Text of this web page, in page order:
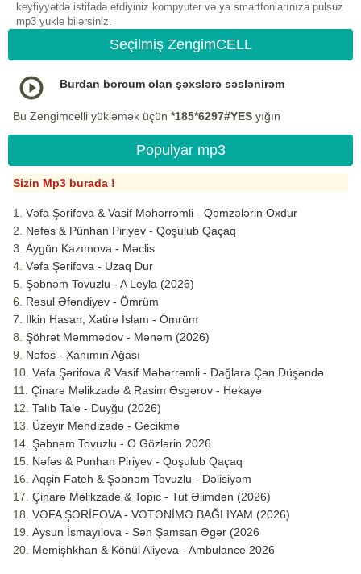
keyfiyyətdə istifadə etdiyiniz kompyuter və ya smartfonlarınıza pulsuz
mp3 yukle bilərsiniz.
Seçilmiş ZengimCELL
Burdan borcum olan şəxslərə səslənirəm
Bu Zengimcelli yükləmək üçün *185*6297#YES yığın
Populyar mp3
Sizin Mp3 burada !
Vəfa Şərifova & Vasif Məhərrəmli - Qəmzələrin Oxdur
Nəfəs & Pünhan Piriyev - Qoşulub Qaçaq
Aygün Kazımova - Məclis
Vəfa Şərifova - Uzaq Dur
Şəbnəm Tovuzlu - A Leyla (2026)
Rəsul Əfəndiyev - Ömrüm
İlkin Hasan, Xatirə İslam - Ömrüm
Şöhrət Məmmədov - Mənəm (2026)
Nəfəs - Xanımın Ağası
Vəfa Şərifova & Vasif Məhərrəmli - Dağlara Çən Düşəndə
Çinarə Məlikzadə & Rasim Əsgərov - Hekayə
Talıb Tale - Duyğu (2026)
Üzeyir Mehdizadə - Gecikmə
Şəbnəm Tovuzlu - O Gözlərin 2026
Nəfəs & Punhan Piriyev - Qoşulub Qaçaq
Aqşin Fateh & Şəbnəm Tovuzlu - Dəlisiyəm
Çinarə Məlikzade & Topic - Tut Əlimdən (2026)
VƏFA ŞƏRİFOVA - VƏTƏNİMƏ BAĞLIYAM (2026)
Aysun İsmayılova - Sən Şamsan Əgər (2026
Memişhkhan & Könül Aliyeva - Ambulance 2026